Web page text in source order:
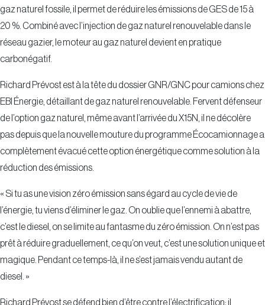
gaz naturel fossile, il permet de réduire les émissions de GES de 15 à
20 %. Combiné avec l’injection de gaz naturel renouvelable dans le
réseau gazier, le moteur au gaz naturel devient en pratique
carbonégatif.
Richard Prévost est à la tête du dossier GNR/GNC pour camions chez
EBI Énergie, détaillant de gaz naturel renouvelable. Fervent défenseur
de l’option gaz naturel, même avant l’arrivée du X15N, il ne décolère
pas depuis que la nouvelle mouture du programme Écocamionnage a
complètement évacué cette option énergétique comme solution à la
réduction des émissions.
« Si tu as une vision zéro émission sans égard au cycle de vie de
l’énergie, tu viens d’éliminer le gaz. On oublie que l’ennemi à abattre,
c’est le diesel, on se limite au fantasme du zéro émission. On n’est pas
prêt à réduire graduellement, ce qu’on veut, c’est une solution unique et
magique. Pendant ce temps-là, il ne s’est jamais vendu autant de
diesel. »
Richard Prévost se défend bien d’être contre l’électrification; il